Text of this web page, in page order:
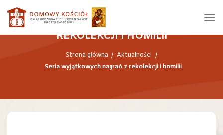
SERIA WYJĄTKOWYCH NAGRAŃ Z
REKOLEKCJI I HOMILII
Strona główna / Aktualności /
Seria wyjątkowych nagrań z rekolekcji i homilii